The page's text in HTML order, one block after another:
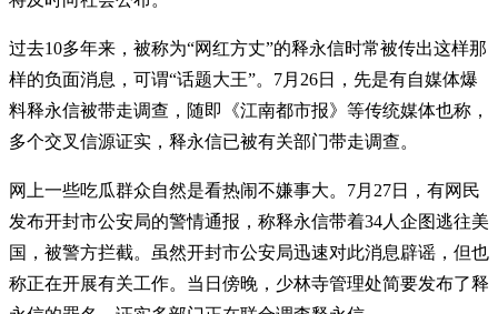
过去10多年来，被称为“网红方丈”的释永信时常被传出这样那
样的负面消息，可谓“话题大王”。7月26日，先是有自媒体爆
料释永信被带走调查，随即《江南都市报》等传统媒体也称，
多个交叉信源证实，释永信已被有关部门带走调查。
网上一些吃瓜群众自然是看热闹不嫌事大。7月27日，有网民
发布开封市公安局的警情通报，称释永信带着34人企图逃往美
国，被警方拦截。虽然开封市公安局迅速对此消息辟谣，但也
称正在开展有关工作。当日傍晚，少林寺管理处简要发布了释